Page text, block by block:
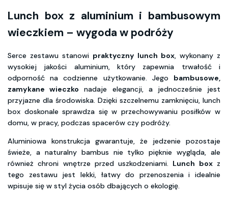
Lunch box z aluminium i bambusowym
wieczkiem – wygoda w podróży
Serce zestawu stanowi praktyczny lunch box, wykonany z
wysokiej jakości aluminium, który zapewnia trwałość i
odporność na codzienne użytkowanie. Jego bambusowe,
zamykane wieczko nadaje elegancji, a jednocześnie jest
przyjazne dla środowiska. Dzięki szczelnemu zamknięciu, lunch
box doskonale sprawdza się w przechowywaniu posiłków w
domu, w pracy, podczas spacerów czy podróży.
Aluminiowa konstrukcja gwarantuje, że jedzenie pozostaje
świeże, a naturalny bambus nie tylko pięknie wygląda, ale
również chroni wnętrze przed uszkodzeniami. Lunch boxz
tego zestawu jest lekki, łatwy do przenoszenia i idealnie
wpisuje się w styl życia osób dbających o ekologię.